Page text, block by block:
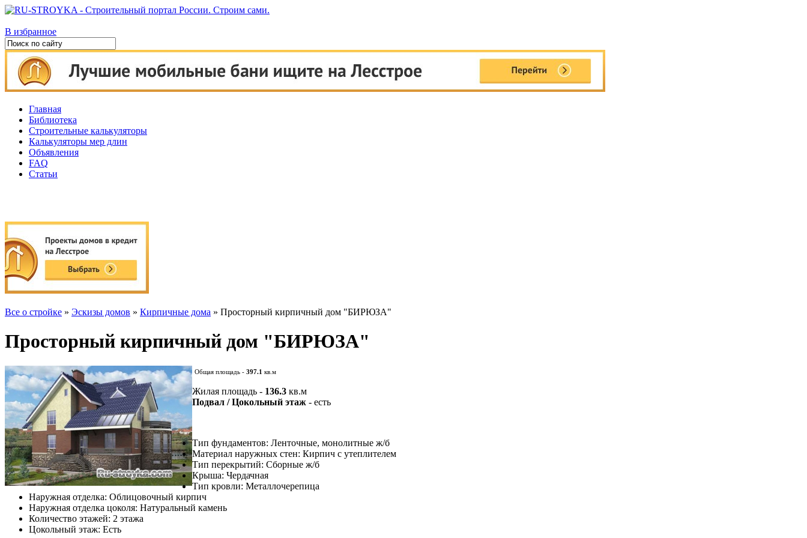
В избранное
Главная
Библиотека
Строительные калькуляторы
Калькуляторы мер длин
Объявления
FAQ
Статьи
Все о стройке » Эскизы домов » Кирпичные дома » Просторный кирпичный дом "БИРЮЗА"
Просторный кирпичный дом "БИРЮЗА"
Общая площадь - 397.1 кв.м
Жилая площадь - 136.3 кв.м
Подвал / Цокольный этаж - есть
Тип фундаментов: Ленточные, монолитные ж/б
Материал наружных стен: Кирпич с утеплителем
Тип перекрытий: Сборные ж/б
Крыша: Чердачная
Тип кровли: Металлочерепица
Наружная отделка: Облицовочный кирпич
Наружная отделка цоколя: Натуральный камень
Количество этажей: 2 этажа
Цокольный этаж: Есть